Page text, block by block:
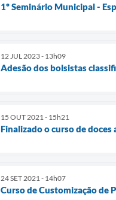
1º Seminário Municipal -
12 JUL 2023 - 13h09
Adesão dos bolsistas
15 OUT 2021 - 15h21
Finalizado o curso de
24 SET 2021 - 14h07
Curso de Customização de